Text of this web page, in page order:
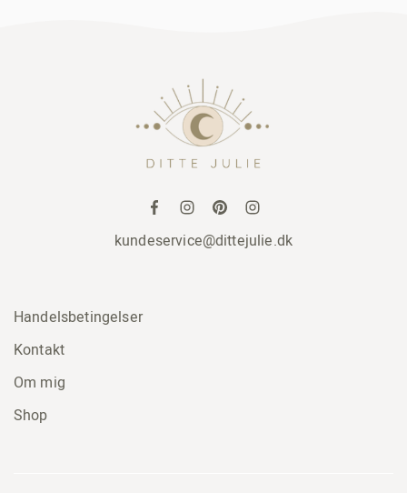
kundeservice@dittejulie.dk
Handelsbetingelser
Kontakt
Om mig
Shop